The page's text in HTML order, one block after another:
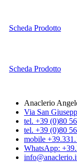
Scheda Prodotto
Scheda Prodotto
Anaclerio
Via San
tel. +39 (0)80
tel. +39 (0)80
mobile
WhatsApp: